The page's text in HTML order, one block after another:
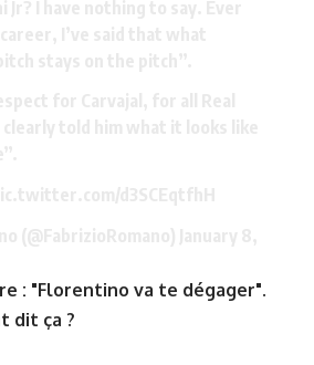
: "Florentino va te dégager".
dit ça ?